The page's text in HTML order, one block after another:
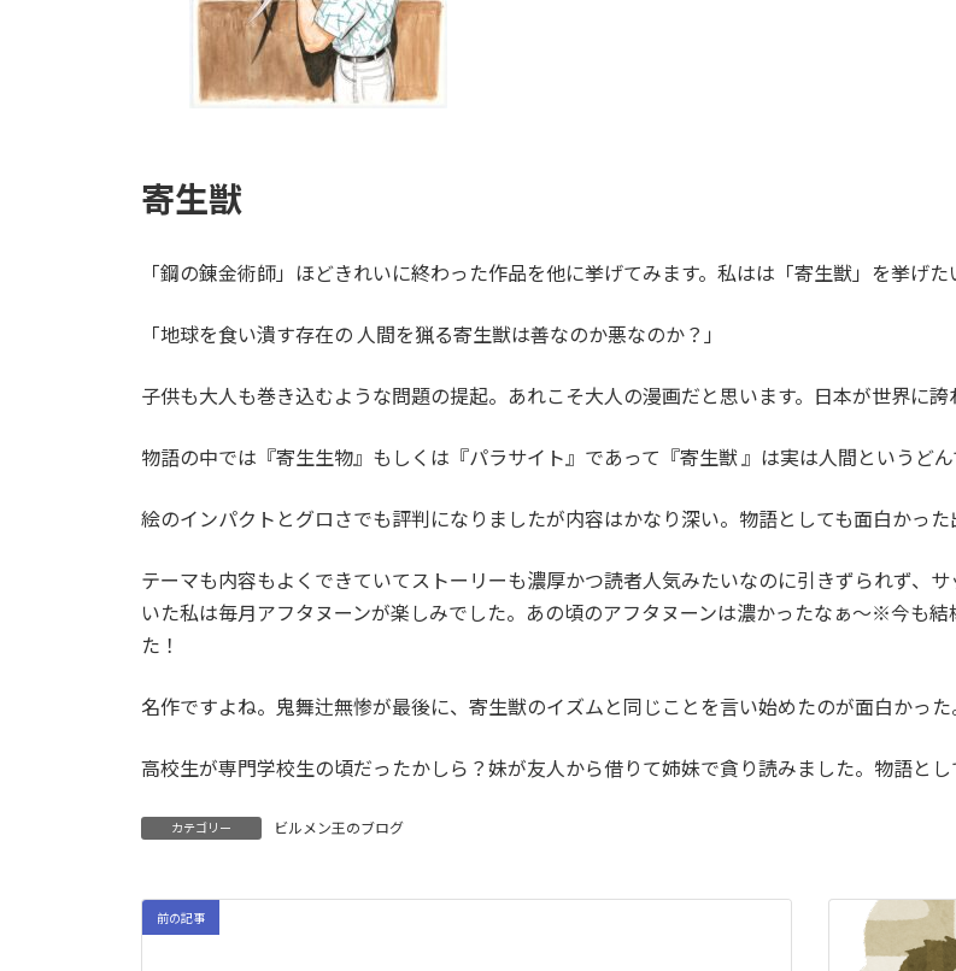
寄生獣
「鋼の錬金術師」ほどきれいに終わった作品を他に挙げてみます。私はは「寄生獣」を挙げ
「地球を食い潰す存在の 人間を猟る寄生獣は善なのか悪なのか？」
子供も大人も巻き込むような問題の提起。あれこそ大人の漫画だと思います。日本が世界に誇
物語の中では『寄生生物』もしくは『パラサイト』であって『寄生獣 』は実は人間というどん
絵のインパクトとグロさでも評判になりましたが内容はかなり深い。物語としても面白かった
テーマも内容もよくできていてストーリーも濃厚かつ読者人気みたいなのに引きずられず、
いた私は毎月アフタヌーンが楽しみでした。あの頃のアフタヌーンは濃かったなぁ〜※今も
た！
名作ですよね。鬼舞辻無惨が最後に、寄生獣のイズムと同じことを言い始めたのが面白かった
高校生が専門学校生の頃だったかしら？妹が友人から借りて姉妹で貪り読みました。物語と
カテゴリー ビルメン王のブログ
前の記事